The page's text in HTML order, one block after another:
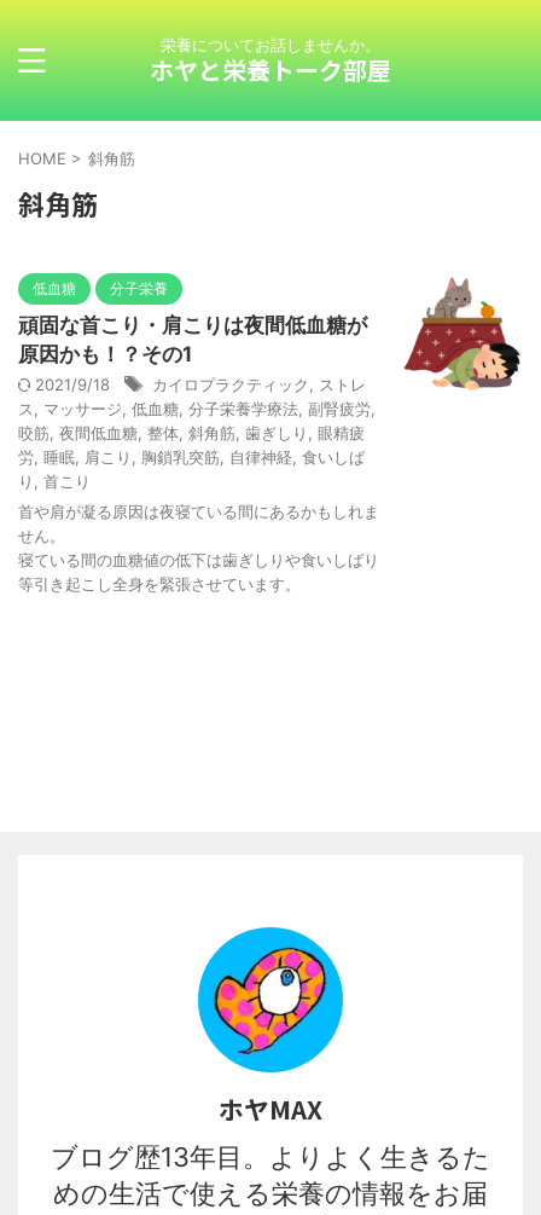
栄養についてお話しませんか。
ホヤと栄養トーク部屋
HOME > 斜角筋
斜角筋
低血糖 分子栄養
頑固な首こり・肩こりは夜間低血糖が
原因かも！？その1
2021/9/18 カイロプラクティック
ストレ
ス
マッサージ 低血糖 分子栄養学療法 副腎疲労
咬筋 夜間低血糖 整体 斜角筋 歯ぎしり
眼精疲
労 睡眠 肩こり 胸鎖乳突筋 自律神経 食いしば
り
首こり
首や肩が凝る原因は夜寝ている間にあるかもしれま
せん。
寝ている間の血糖値の低下は歯ぎしりや食いしばり
等引き起こし全身を緊張させています。
ホヤMAX
ブログ歴13年目。よりよく生きるた
めの生活で使える栄養の情報をお届